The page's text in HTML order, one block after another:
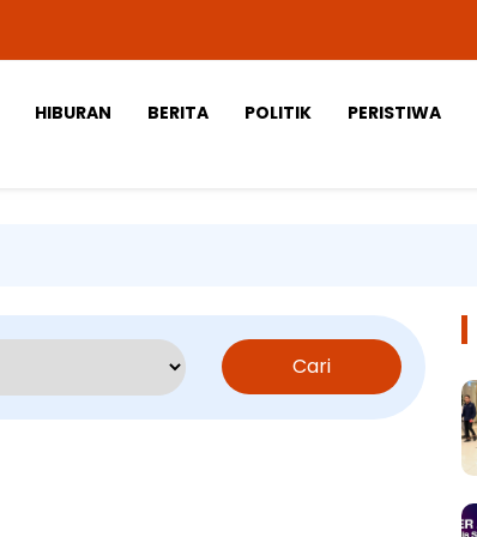
HIBURAN BERITA POLITIK PERISTIWA
Cari